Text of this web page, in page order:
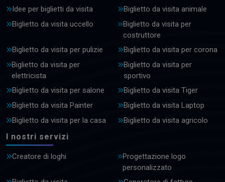
Idee per biglietti da visita
Biglietto da visita animale
Biglietto da visita uccello
Biglietto da visita per
costruttore
Biglietto da visita per pulizie
Biglietto da visita per corona
Biglietto da visita per
elettricista
Biglietto da visita per
sportivo
Biglietto da visita per salone
Biglietto da visita Tiger
Biglietto da visita Painter
Biglietto da visita Laptop
Biglietto da visita per la casa
Biglietto da visita agricolo
I nostri servizi
Creatore di loghi
Progettazione logo
personalizzato